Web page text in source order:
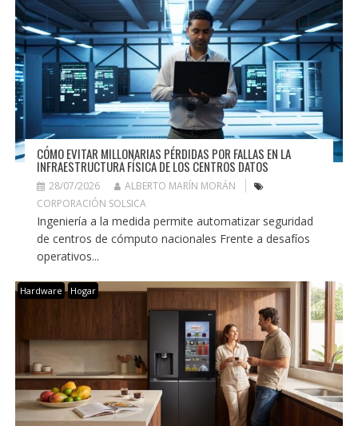
CÓMO EVITAR MILLONARIAS PÉRDIDAS POR FALLAS EN LA
INFRAESTRUCTURA FÍSICA DE LOS CENTROS DATOS
28/07/2026
ALBERTO MARÍN MORÁN
CORPORACIÓN SOLSICA
Ingeniería a la medida permite automatizar seguridad
de centros de cómputo nacionales Frente a desafíos
operativos...
Hardware Hogar